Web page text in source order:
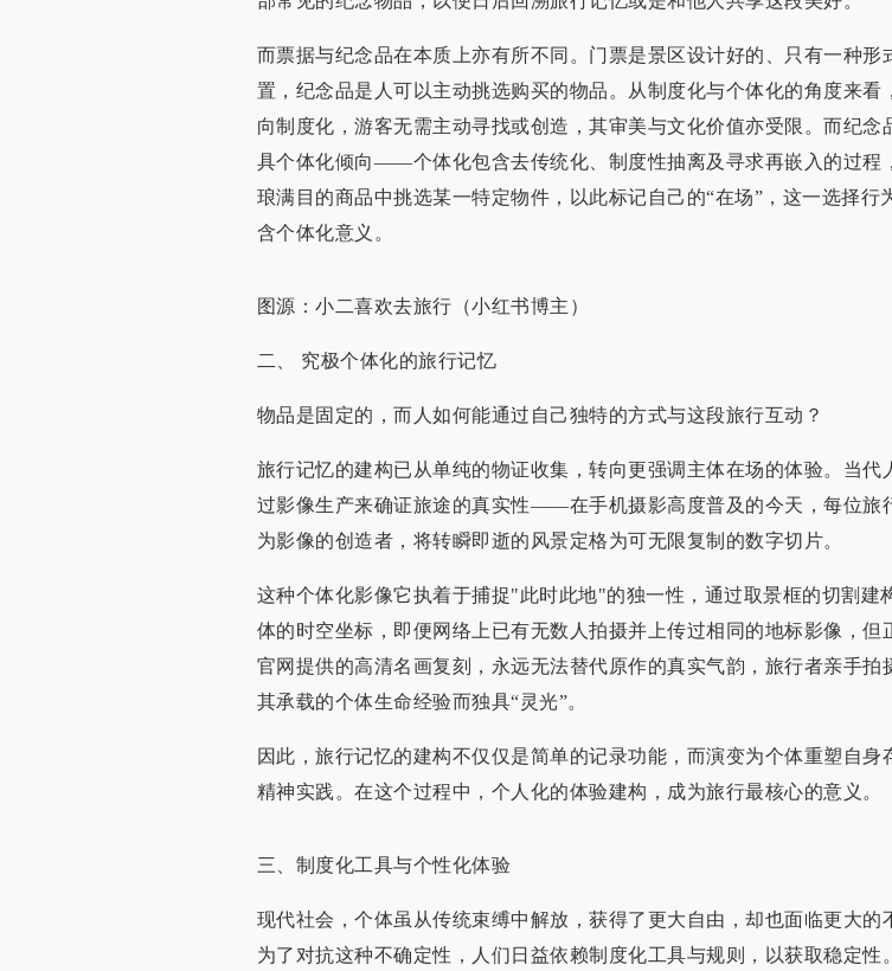
而票据与纪念品在本质上亦有所不同。门票是景区设计好的、只有一种形
置，纪念品是人可以主动挑选购买的物品。从制度化与个体化的角度来看
向制度化，游客无需主动寻找或创造，其审美与文化价值亦受限。而纪念
具个体化倾向——个体化包含去传统化、制度性抽离及寻求再嵌入的过程
琅满目的商品中挑选某一特定物件，以此标记自己的“在场”，这一选择行
含个体化意义。
图源：小二喜欢去旅行（小红书博主）
二、 究极个体化的旅行记忆
物品是固定的，而人如何能通过自己独特的方式与这段旅行互动？
旅行记忆的建构已从单纯的物证收集，转向更强调主体在场的体验。当代
过影像生产来确证旅途的真实性——在手机摄影高度普及的今天，每位旅
为影像的创造者，将转瞬即逝的风景定格为可无限复制的数字切片。
这种个体化影像它执着于捕捉"此时此地"的独一性，通过取景框的切割建
体的时空坐标，即便网络上已有无数人拍摄并上传过相同的地标影像，但
官网提供的高清名画复刻，永远无法替代原作的真实气韵，旅行者亲手拍
其承载的个体生命经验而独具“灵光”。
因此，旅行记忆的建构不仅仅是简单的记录功能，而演变为个体重塑自身
精神实践。在这个过程中，个人化的体验建构，成为旅行最核心的意义。
三、制度化工具与个性化体验
现代社会，个体虽从传统束缚中解放，获得了更大自由，却也面临更大的
为了对抗这种不确定性，人们日益依赖制度化工具与规则，以获取稳定性。